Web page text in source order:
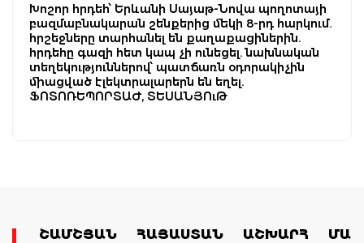
Խոշոր հրդեհ՝ Երևանի Սայաթ-Նովա պողոտայի
բազմաբնակարան շենքերից մեկի 8-րդ հարկում.
հրշեջները տարհանել են քաղաքացիներին.
հրդեհը գազի հետ կապ չի ունեցել. նախնական
տեղեկություններով՝ պատճառն օդորակիչին
միացված էլեկտրալարերն են եղել.
ՖՈՏՈՌԵՊՈՐՏԱԺ, ՏԵՍԱՆՅՈւԹ
ՇԱՄՇՅԱՆ ՀԱՅԱՍՏԱՆ ԱՇԽԱՐՀ